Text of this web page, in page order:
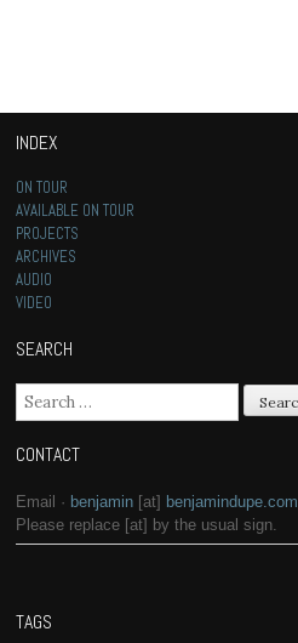
INDEX
ON TOUR
AVAILABLE ON TOUR
PROJECTS
ARCHIVES
AUDIO
VIDEO
SEARCH
Search for:
CONTACT
Email · benjamin [at] benjamindupe.com
Please replace [at] by the usual sign.
TAGS